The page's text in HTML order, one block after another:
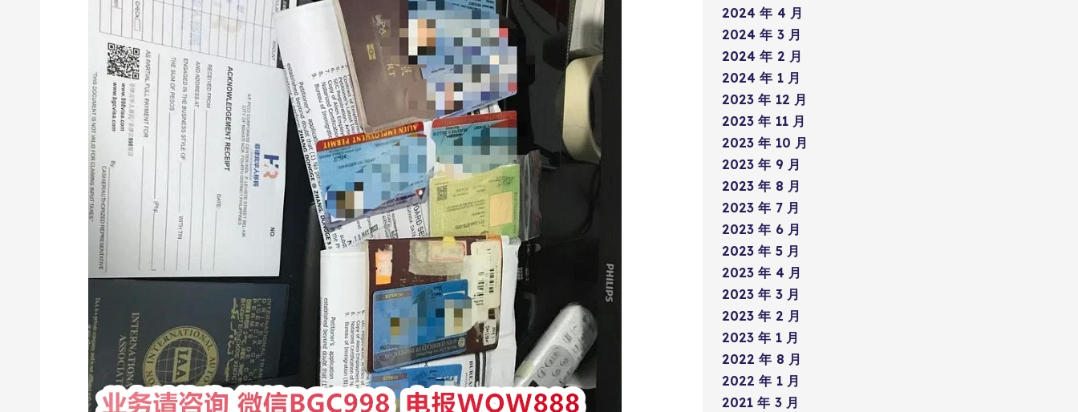
2024 年 4 月
2024 年 3 月
2024 年 2 月
2024 年 1 月
2023 年 12 月
2023 年 11 月
2023 年 10 月
2023 年 9 月
2023 年 8 月
2023 年 7 月
2023 年 6 月
2023 年 5 月
2023 年 4 月
2023 年 3 月
2023 年 2 月
2023 年 1 月
2022 年 8 月
2022 年 1 月
2021 年 3 月